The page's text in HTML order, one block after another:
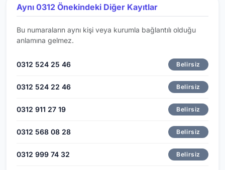
Aynı 0312 Önekindeki Diğer Kayıtlar
Bu numaraların aynı kişi veya kurumla bağlantılı olduğu
anlamına gelmez.
0312 524 25 46 Belirsiz
0312 524 22 46 Belirsiz
0312 911 27 19 Belirsiz
0312 568 08 28 Belirsiz
0312 999 74 32 Belirsiz